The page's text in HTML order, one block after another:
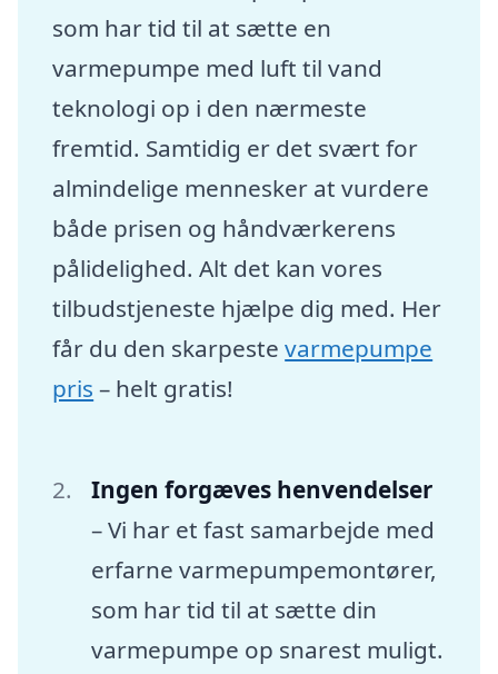
som har tid til at sætte en
varmepumpe med luft til vand
teknologi op i den nærmeste
fremtid. Samtidig er det svært for
almindelige mennesker at vurdere
både prisen og håndværkerens
pålidelighed. Alt det kan vores
tilbudstjeneste hjælpe dig med. Her
får du den skarpestevarmepumpe
pris – helt gratis!
Ingen forgæves henvendelser
– Vi har et fast samarbejde med
erfarne varmepumpemontører,
som har tid til at sætte din
varmepumpe op snarest muligt.